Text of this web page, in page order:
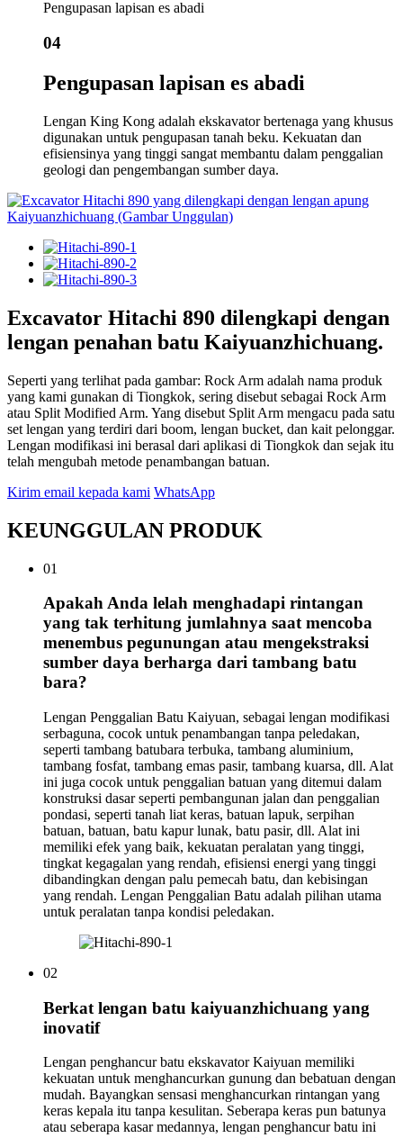
Pengupasan lapisan es abadi
04
Pengupasan lapisan es abadi
Lengan King Kong adalah ekskavator bertenaga yang khusus
digunakan untuk pengupasan tanah beku. Kekuatan dan
efisiensinya yang tinggi sangat membantu dalam penggalian
geologi dan pengembangan sumber daya.
Excavator Hitachi 890 dilengkapi dengan
lengan penahan batu Kaiyuanzhichuang.
Seperti yang terlihat pada gambar: Rock Arm adalah nama produk
yang kami gunakan di Tiongkok, sering disebut sebagai Rock Arm
atau Split Modified Arm. Yang disebut Split Arm mengacu pada satu
set lengan yang terdiri dari boom, lengan bucket, dan kait pelonggar.
Lengan modifikasi ini berasal dari aplikasi di Tiongkok dan sejak itu
telah mengubah metode penambangan batuan.
Kirim email kepada kami WhatsApp
KEUNGGULAN PRODUK
01
Apakah Anda lelah menghadapi rintangan
yang tak terhitung jumlahnya saat mencoba
menembus pegunungan atau mengekstraksi
sumber daya berharga dari tambang batu
bara?
Lengan Penggalian Batu Kaiyuan, sebagai lengan modifikasi
serbaguna, cocok untuk penambangan tanpa peledakan,
seperti tambang batubara terbuka, tambang aluminium,
tambang fosfat, tambang emas pasir, tambang kuarsa, dll. Alat
ini juga cocok untuk penggalian batuan yang ditemui dalam
konstruksi dasar seperti pembangunan jalan dan penggalian
pondasi, seperti tanah liat keras, batuan lapuk, serpihan
batuan, batuan, batu kapur lunak, batu pasir, dll. Alat ini
memiliki efek yang baik, kekuatan peralatan yang tinggi,
tingkat kegagalan yang rendah, efisiensi energi yang tinggi
dibandingkan dengan palu pemecah batu, dan kebisingan
yang rendah. Lengan Penggalian Batu adalah pilihan utama
untuk peralatan tanpa kondisi peledakan.
02
Berkat lengan batu kaiyuanzhichuang yang
inovatif
Lengan penghancur batu ekskavator Kaiyuan memiliki
kekuatan untuk menghancurkan gunung dan bebatuan dengan
mudah. ​​Bayangkan sensasi menghancurkan rintangan yang
keras kepala itu tanpa kesulitan. Seberapa keras pun batunya
atau seberapa kasar medannya, lengan penghancur batu ini